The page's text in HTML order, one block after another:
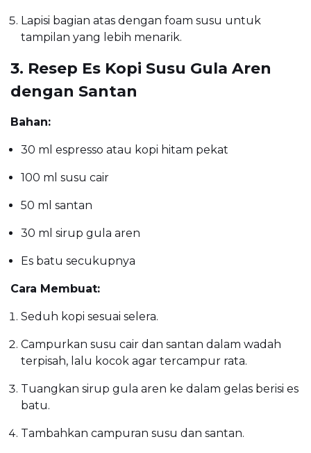
Lapisi bagian atas dengan foam susu untuk
tampilan yang lebih menarik.
3. Resep Es Kopi Susu Gula Aren
dengan Santan
Bahan:
30 ml espresso atau kopi hitam pekat
100 ml susu cair
50 ml santan
30 ml sirup gula aren
Es batu secukupnya
Cara Membuat:
Seduh kopi sesuai selera.
Campurkan susu cair dan santan dalam wadah
terpisah, lalu kocok agar tercampur rata.
Tuangkan sirup gula aren ke dalam gelas berisi es
batu.
Tambahkan campuran susu dan santan.